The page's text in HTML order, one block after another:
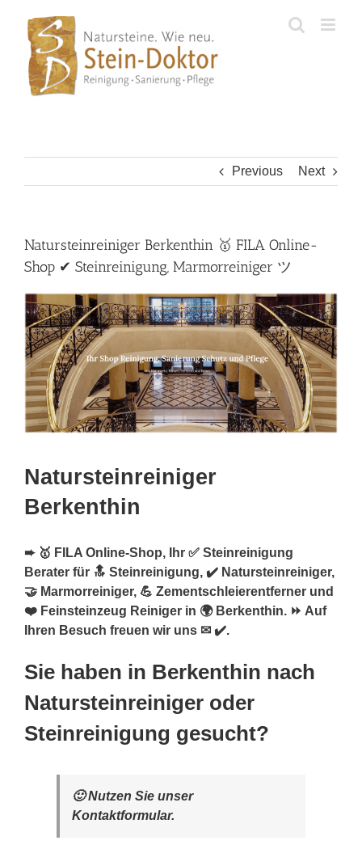
content
Previous Next
Natursteinreiniger Berkenthin 🥇 FILA Online-
Shop ✔ Steinreinigung, Marmorreiniger ツ
Natursteinreiniger
Berkenthin
➨ 🥇 FILA Online-Shop, Ihr ✅ Steinreinigung
Berater für 🔝 Steinreinigung, ✔️ Natursteinreiniger,
🤝 Marmorreiniger, 💪 Zementschleierentferner und
❤️ Feinsteinzeug Reiniger in 🌍 Berkenthin. ⏩ Auf
Ihren Besuch freuen wir uns ✉ ✔️.
Sie haben in Berkenthin nach
Natursteinreiniger oder
Steinreinigung gesucht?
🙂 Nutzen Sie unser
Kontaktformular.